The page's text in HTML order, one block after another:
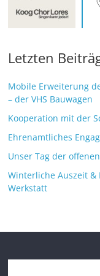
Letzten
Mobile Erweiterung
– der VHS Bauwagen
Kooperation mit der
Ehrenamtliches
Unser Tag der
Winterliche Auszeit
Werkstatt